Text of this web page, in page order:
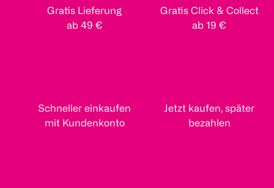
Gratis Lieferung
ab 49 €
Gratis Click & Collect
ab 19 €
Schneller einkaufen
mit Kundenkonto
Jetzt kaufen, später
bezahlen